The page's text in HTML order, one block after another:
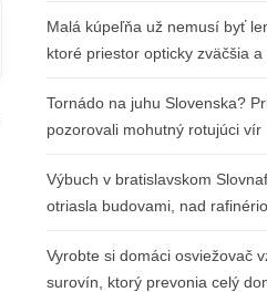
Malá kúpeľňa už nemusí byť
ktoré priestor opticky zväčšia a
Tornádo na juhu Slovenska?
pozorovali mohutný rotujúci vír
Výbuch v bratislavskom
otriasla budovami, nad
Vyrobte si domáci osviežovač
surovín, ktorý prevonia celý